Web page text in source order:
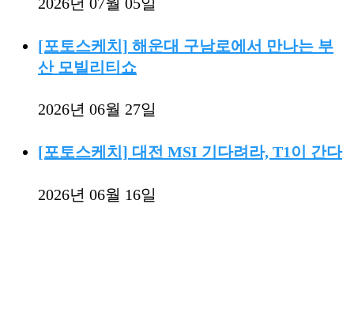
[포토스케치] 해운대 구남로에서 만나는 부
산 모빌리티쇼
2026년 06월 27일
[포토스케치] 대전 MSI 기다려라, T1이 간다
2026년 06월 16일